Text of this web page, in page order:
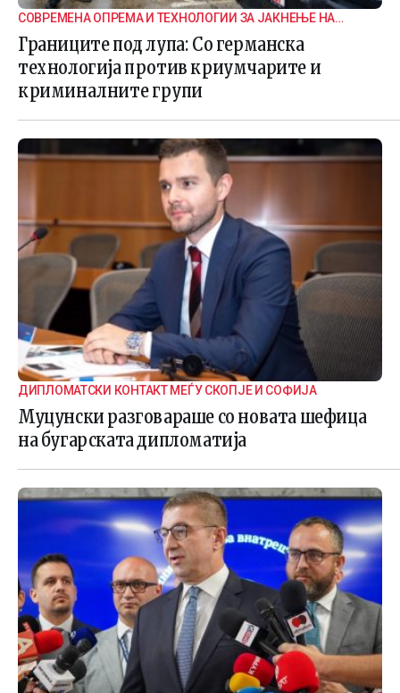
СОВРЕМЕНА ОПРЕМА И ТЕХНОЛОГИИ ЗА ЈАКНЕЊЕ НА
ГРАНИЧНАТА БЕЗБЕДНОСТ
Границите под лупа: Со германска
технологија против криумчарите и
криминалните групи
ДИПЛОМАТСКИ КОНТАКТ МЕЃУ СКОПЈЕ И СОФИЈА
Муцунски разговараше со новата шефица
на бугарската дипломатија